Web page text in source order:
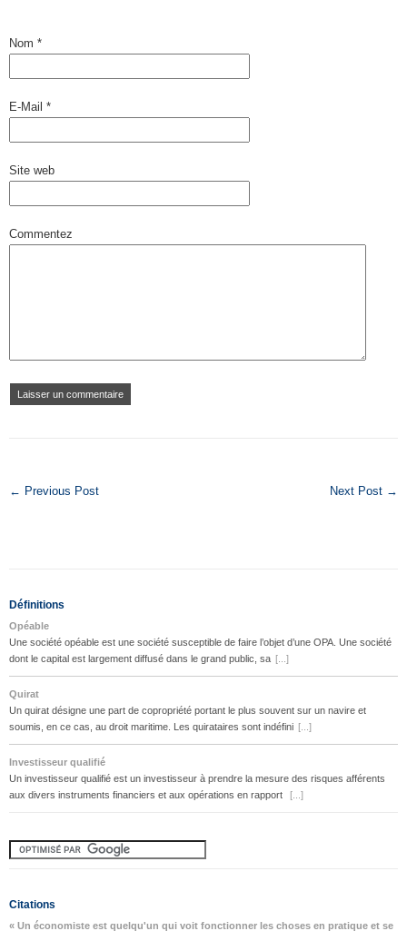
Nom *
E-Mail *
Site web
Commentez
← Previous Post Next Post →
Définitions
Opéable
Une société opéable est une société susceptible de faire l’objet d’une OPA. Une société
dont le capital est largement diffusé dans le grand public, sa [...]
Quirat
Un quirat désigne une part de copropriété portant le plus souvent sur un navire et
soumis, en ce cas, au droit maritime. Les quirataires sont indéfini [...]
Investisseur qualifié
Un investisseur qualifié est un investisseur à prendre la mesure des risques afférents
aux divers instruments financiers et aux opérations en rapport
[...]
Citations
« Un économiste est quelqu'un qui voit fonctionner les choses en pratique et se